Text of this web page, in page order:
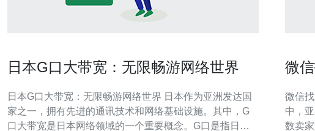
日本G口大带宽：无限畅游网络世界
日本G口大带宽：无限畅游网络世界 日本作为亚洲发达国
家之一，拥有先进的通讯技术和网络基础设施。其中，G
口大带宽是日本网络领域的一个重要概念。G口是指日本
微
微信找亚
中，
数卖